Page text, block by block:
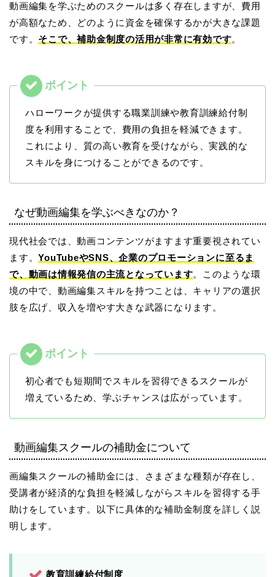
動画編集を学ぶためのスクールは多く存在しますが、費用
が高額なため、どのように資金を確保するかが大きな課題
です。 そこで、補助金制度の活用が非常に有効です。
ハローワークが提供する職業訓練や教育訓練給付制
度を利用することで、費用の負担を軽減できます。
これにより、質の高い教育を受けながら、実践的な
スキルを身につけることができるのです。
なぜ動画編集を学ぶべきなのか？
現代社会では、動画コンテンツがますます重要視されてい
ます。YouTubeやSNS、企業のプロモーションに至るま
で、動画は情報発信の主流となっています。このような環
境の中で、動画編集スキルを持つことは、キャリアの選択
肢を広げ、収入を増やす大きな武器になります。
初心者でも短期間でスキルを習得できるスクールが
増えているため、学ぶチャンスは広がっています。
動画編集スクールの補助金について
画編集スクールの補助金には、さまざまな種類が存在し、
受講者が経済的な負担を軽減しながらスキルを習得する手
助けをしています。以下に具体的な補助金制度を詳しく説
明します。
教育訓練給付制度